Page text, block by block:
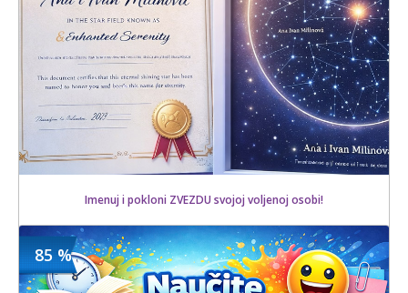
Imenuj i pokloni ZVEZDU svojoj voljenoj osobi!
Kupljeno
12 kom.
3500 din
7000 din
85 %